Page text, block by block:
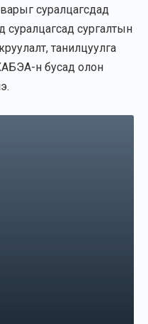
суралцагсдад
суралцагсад сургалтын
танилцуулга
н бусад олон